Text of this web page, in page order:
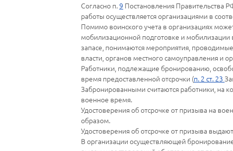
Согласно п. 9 Постановления Правительства
работы осуществляется организациями в
Помимо воинского учета в организациях
мобилизационной подготовке и
запасе, понимаются мероприятия,
власти, органов местного самоуправления и
Работники, подлежащие бронированию,
время предоставленной отсрочки (п. 2 ст. 23
Забронированными считаются работники, на
военное время.
Удостоверения об отсрочке от призыва на
образом.
Удостоверения об отсрочке от призыва
В организации осуществляющей